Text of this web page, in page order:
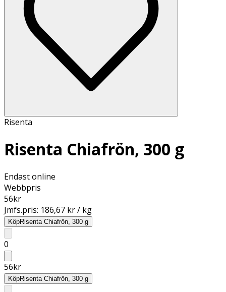
Risenta
Risenta Chiafrön, 300 g
Endast online
Webbpris
56kr
Jmfs.pris: 186,67 kr / kg
KöpRisenta Chiafrön, 300 g
0
56kr
KöpRisenta Chiafrön, 300 g